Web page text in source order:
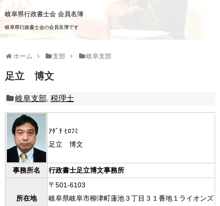
岐阜県行政書士会 会員名簿
岐阜県行政書士会の会員名簿です
ホーム 支部 岐阜支部
足立 博文
岐阜支部, 税理士
ｱﾀﾞﾁ ﾋﾛﾌﾐ
足立 博文
事務所名 行政書士足立博文事務所
所在地
〒501-6103
岐阜県岐阜市柳津町蓮池３丁目３１番地１ライオンズ